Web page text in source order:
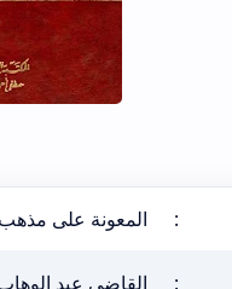
: المعونة على مذهب
: القاضي عبد